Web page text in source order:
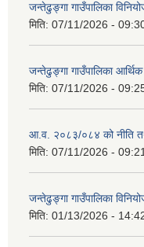
जन्तेढुङ्गा गाउँपालिका
मिति: 07/11/2026 -
जन्तेढुङ्गा गाउँपालिका
मिति: 07/11/2026 -
आ.व. २०८३/०८४ को नीति
मिति: 07/11/2026 -
जन्तेढुङ्गा गाउँपालिका
मिति: 01/13/2026 -